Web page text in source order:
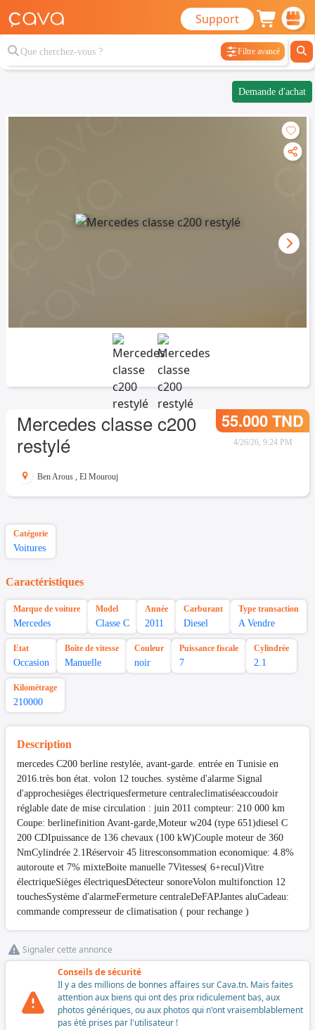
Support
Filtre avancé
Demande d'achat
Mercedes classe c200
restylé
55.000 TND
4/26/26, 9:24 PM
Ben Arous , El Mourouj
Catégorie
Voitures
Caractéristiques
Marque de voiture
Mercedes
Model
Classe C
Année
2011
Carburant
Diesel
Type transaction
A Vendre
Etat
Occasion
Boîte de vitesse
Manuelle
Couleur
noir
Puissance fiscale
7
Cylindrée
2.1
Kilométrage
210000
Description
mercedes C200 berline restylée, avant-garde. entrée en Tunisie en
2016.très bon état. volon 12 touches. système d'alarme Signal
d'approchesièges électriquesfermeture centraleclimatiséeaccoudoir
réglable date de mise circulation : juin 2011 compteur: 210 000 km
Coupe: berlinefinition Avant-garde,Moteur w204 (type 651)diesel C
200 CDIpuissance de 136 chevaux (100 kW)Couple moteur de 360
NmCylindrée 2.1Réservoir 45 litresconsommation economique: 4.8%
autoroute et 7% mixteBoite manuelle 7Vitesses( 6+recul)Vitre
électriqueSièges électriquesDétecteur sonoreVolon multifonction 12
touchesSystème d'alarmeFermeture centraleDeFAPJantes aluCadeau:
commande compresseur de climatisation ( pour rechange )
Signaler cette annonce
Conseils de sécurité
Il y a des millions de bonnes affaires sur Cava.tn. Mais faites
attention aux biens qui ont des prix ridiculement bas, aux
photos génériques, ou aux photos qui n'ont vraisemblablement
pas été prises par l'utilisateur !